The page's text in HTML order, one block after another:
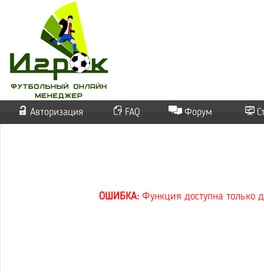
Авторизация FAQ Форум
ОШИБКА: Функция доступна только